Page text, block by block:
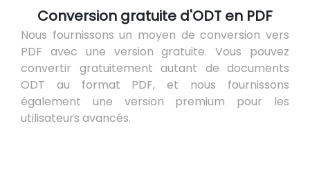
Conversion gratuite d'ODT en PDF
Nous fournissons un moyen de conversion vers
PDF avec une version gratuite. Vous pouvez
convertir gratuitement autant de documents
ODT au format PDF, et nous fournissons
également une version premium pour les
utilisateurs avancés.